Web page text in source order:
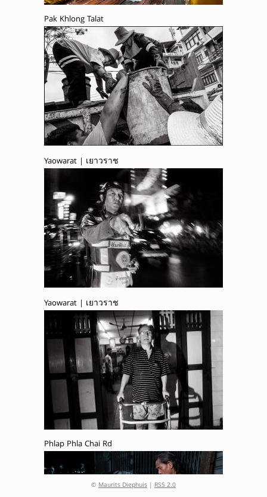
Pak Khlong Talat
Yaowarat | เยาวราช
Yaowarat | เยาวราช
Phlap Phla Chai Rd
© Maurits Diephuis | RSS 2.0